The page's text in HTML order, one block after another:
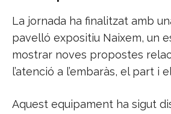
La jornada ha finalitzat amb
pavelló expositiu Naixem, un
mostrar noves propostes
l’atenció a l’embaràs, el part i
Aquest equipament ha sigut